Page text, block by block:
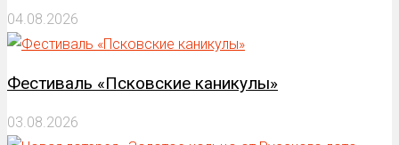
04.08.2026
Фестиваль «Псковские каникулы»
03.08.2026